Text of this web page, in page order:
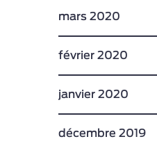
mars 2020
février 2020
janvier 2020
décembre 2019